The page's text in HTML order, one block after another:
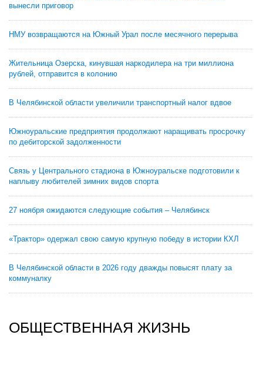
вынесли приговор
НМУ возвращаются на Южный Урал после месячного перерыва
Жительница Озерска, кинувшая наркодилера на три миллиона
рублей, отправится в колонию
В Челябинской области увеличили транспортный налог вдвое
Южноуральские предприятия продолжают наращивать просрочку
по дебиторской задолженности
Связь у Центрального стадиона в Южноуральске подготовили к
наплыву любителей зимних видов спорта
27 ноября ожидаются следующие события – Челябинск
«Трактор» одержал свою самую крупную победу в истории КХЛ
В Челябинской области в 2026 году дважды повысят плату за
коммуналку
ОБЩЕСТВЕННАЯ ЖИЗНЬ